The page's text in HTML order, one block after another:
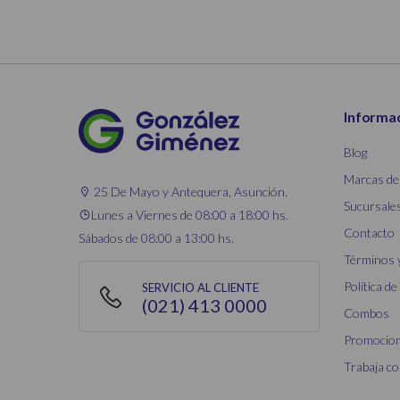
25 De Mayo y Antequera, Asunción.
Lunes a Viernes de 08:00 a 18:00 hs.
Sábados de 08:00 a 13:00 hs.
SERVICIO AL CLIENTE
(021) 413 0000
Blog
Marcas
Contacto
Términos
Política
Combos
Trabaja